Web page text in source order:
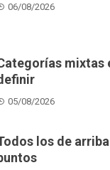
06/08/2026
mixtas
05/08/2026
los de